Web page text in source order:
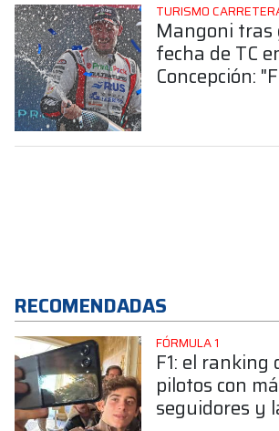
TURISMO
Mangoni tras
fecha de TC
Concepción:
RECOMENDADAS
FÓRMULA 1
F1: el ranking
pilotos con
seguidores y